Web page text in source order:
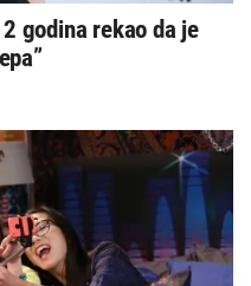
godina rekao da je